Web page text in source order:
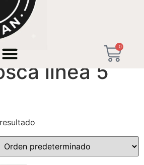
0
“caña mosca linea 5
linea 5